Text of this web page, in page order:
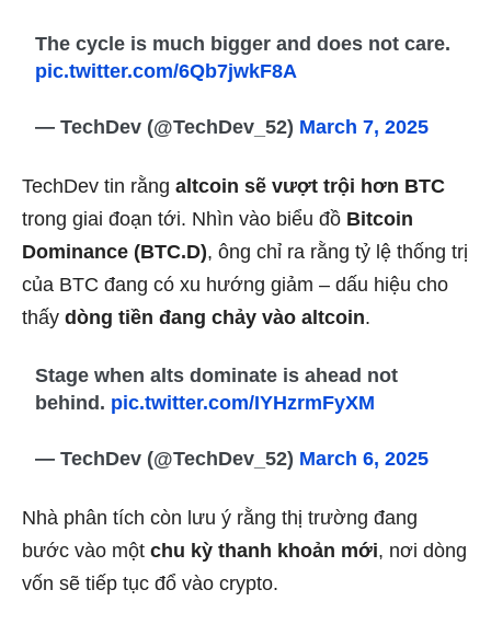
The cycle is much bigger and does not care.
pic.twitter.com/6Qb7jwkF8A
— TechDev (@TechDev_52) March 7, 2025
TechDev tin rằng altcoin sẽ vượt trội hơn BTC
trong giai đoạn tới. Nhìn vào biểu đồ Bitcoin
Dominance (BTC.D), ông chỉ ra rằng tỷ lệ thống trị
của BTC đang có xu hướng giảm – dấu hiệu cho
thấy dòng tiền đang chảy vào altcoin.
Stage when alts dominate is ahead not
behind. pic.twitter.com/IYHzrmFyXM
— TechDev (@TechDev_52) March 6, 2025
Nhà phân tích còn lưu ý rằng thị trường đang
bước vào một chu kỳ thanh khoản mới, nơi dòng
vốn sẽ tiếp tục đổ vào crypto.